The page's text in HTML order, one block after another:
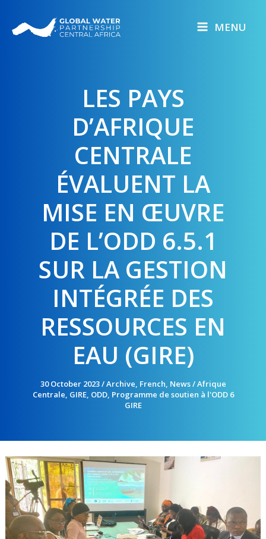
MENU
LES PAYS
D’AFRIQUE
CENTRALE
ÉVALUENT LA
MISE EN ŒUVRE
DE L’ODD 6.5.1
SUR LA GESTION
INTÉGRÉE DES
RESSOURCES EN
EAU (GIRE)
30 October 2023/Archive, French, News/Afrique
Centrale, GIRE, ODD, Programme de soutien à l'ODD 6
GIRE